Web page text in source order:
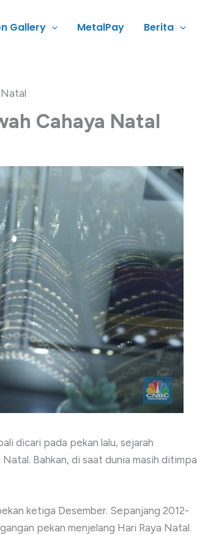
Gallery MetalPay Berita
Cahaya Natal
dicari pada pekan lalu, sejarah
Bahkan, di saat dunia masih ditimpa
ketiga Desember. Sepanjang 2012-
pekan menjelang Hari Raya Natal.